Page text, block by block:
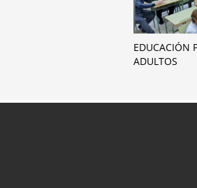
EDUCACIÓN
ADULTOS